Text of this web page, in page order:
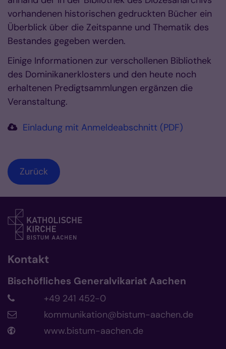
vorhandenen historischen gedruckten Bücher ein
Überblick über die Zeitspanne und Thematik des
Bestandes gegeben werden.
Einige Informationen zur verschollenen Bibliothek
des Dominikanerklosters und den heute noch
erhaltenen Predigtsammlungen ergänzen die
Veranstaltung.
Einladung mit Anmeldeabschnitt (PDF)
Zurück
Kontakt
Bischöfliches Generalvikariat Aachen
+49 241 452-0
kommunikation@bistum-aachen.de
www.bistum-aachen.de